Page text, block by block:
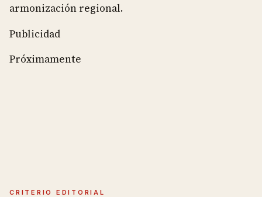
armonización regional.
Publicidad
Próximamente
CRITERIO EDITORIAL